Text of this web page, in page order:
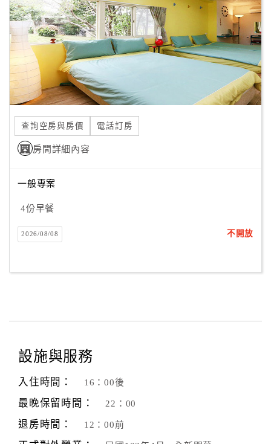
Line
線
上
客
紅
利
查
訂
房
Q&A
請
款
據
查詢空房與房價 電話訂房
房間詳細內容
一般專案
4份早餐
2026/08/08 不開放
設施與服務
入住時間： 16：00後
最晚保留時間： 22：00
退房時間： 12：00前